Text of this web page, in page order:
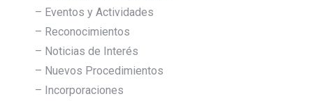
– Eventos y Actividades
– Reconocimientos
– Noticias de Interés
– Nuevos Procedimientos
– Incorporaciones